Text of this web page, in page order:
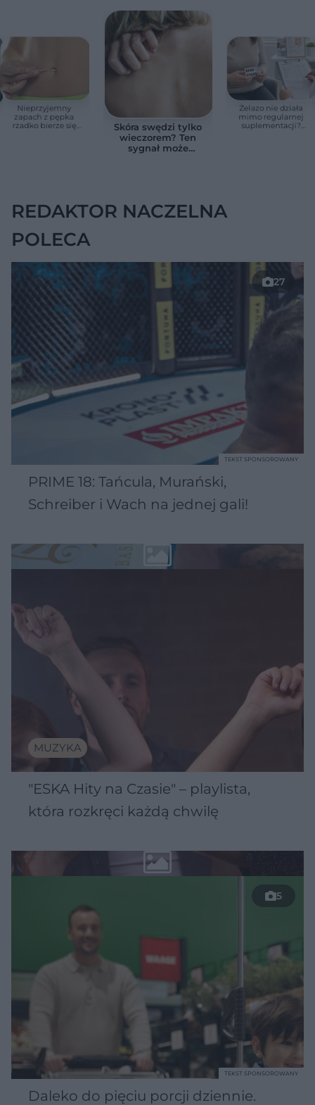
Nieprzyjemny
zapach z pępka
rzadko bierze się
Skóra swędzi tylko
wieczorem? Ten
sygnał może
Żelazo nie działa
mimo regularnej
suplementacji?
REDAKTOR NACZELNA
POLECA
27
PRIME 18: Tańcula, Murański,
Schreiber i Wach na jednej gali!
TEKST SPONSOROWANY
MUZYKA
"ESKA Hity na Czasie" – playlista,
która rozkręci każdą chwilę
5
Daleko do pięciu porcji dziennie.
TEKST SPONSOROWANY